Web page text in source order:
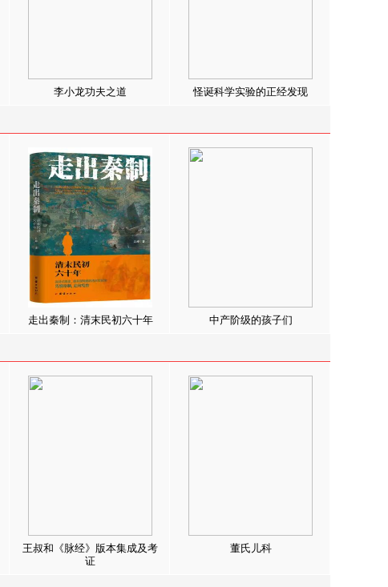
李小龙功夫之道 怪诞科学实验的正经发现
走出秦制：清末民初六十年 中产阶级的孩子们
王叔和《脉经》版本集成及考
证
董氏儿科